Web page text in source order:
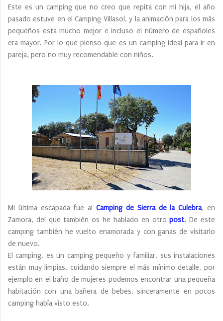
Este es un camping que no creo que repita con mi hija, el año
pasado estuve en el Camping Villasol, y la animación para los más
pequeños esta mucho mejor e incluso el número de españoles
era mayor. Por lo que pienso que es un camping ideal para ir en
pareja, pero no muy recomendable con niños.
Mi última escapada fue alCamping de Sierra de la Culebra, en
Zamora, del que también os he hablado en otropost. De este
camping también he vuelto enamorada y con ganas de visitarlo
de nuevo.
El camping, es un camping pequeño y familiar, sus instalaciones
están muy limpias, cuidando siempre el más mínimo detalle, por
ejemplo en el baño de mujeres podemos encontrar una pequeña
habitación con una bañera de bebes, sinceramente en pocos
camping había visto esto.